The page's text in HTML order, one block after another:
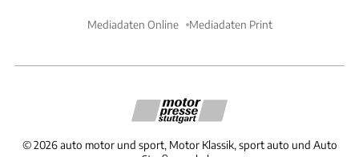
Mediadaten Online Mediadaten Print
©2026 auto motor und sport, Motor Klassik, sport auto und Auto